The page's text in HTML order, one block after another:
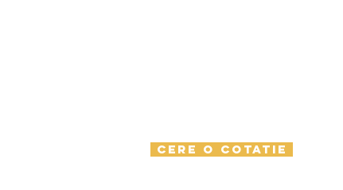
CERE O COTATIE